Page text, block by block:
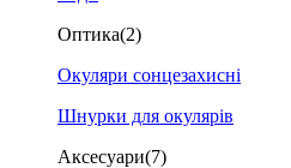
Оптика(2)
Окуляри сонцезахисні
Шнурки для окулярів
Аксесуари(7)